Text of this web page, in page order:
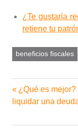
¿Te gustaría
retiene tu
beneficios fiscales
Entrada
anterior:
¿Qué es
liquidar una